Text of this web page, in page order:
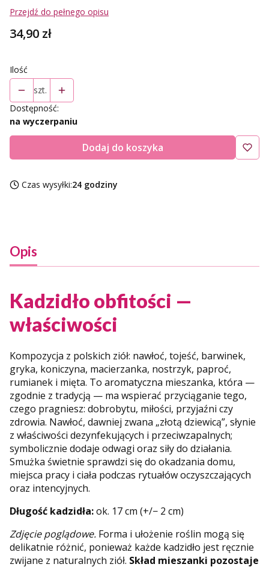
Przejdź do pełnego opisu
Cena
34,90 zł
Ilość
szt.
Dostępność:
na wyczerpaniu
Dodaj do koszyka
Czas wysyłki:24 godziny
Opis
Kadzidło obfitości —
właściwości
Kompozycja z polskich ziół: nawłoć, tojeść, barwinek,
gryka, koniczyna, macierzanka, nostrzyk, paproć,
rumianek i mięta. To aromatyczna mieszanka, która —
zgodnie z tradycją — ma wspierać przyciąganie tego,
czego pragniesz: dobrobytu, miłości, przyjaźni czy
zdrowia. Nawłoć, dawniej zwana „złotą dziewicą”, słynie
z właściwości dezynfekujących i przeciwzapalnych;
symbolicznie dodaje odwagi oraz siły do działania.
Smużka świetnie sprawdzi się do okadzania domu,
miejsca pracy i ciała podczas rytuałów oczyszczających
oraz intencyjnych.
Długość kadzidła:ok. 17 cm (+/− 2 cm)
Zdjęcie poglądowe. Forma i ułożenie roślin mogą się
delikatnie różnić, ponieważ każde kadzidło jest ręcznie
zwijane z naturalnych ziół. Skład mieszanki pozostaje